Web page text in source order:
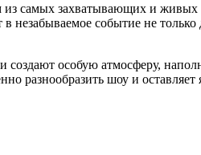
самых захватывающих и живых
событие не только
создают особую атмосферу,
разнообразить шоу и